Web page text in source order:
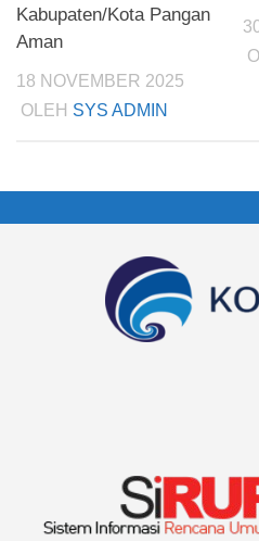
Kabupaten/Kota Pangan
Aman
18 NOVEMBER 2025
OLEH SYS ADMIN